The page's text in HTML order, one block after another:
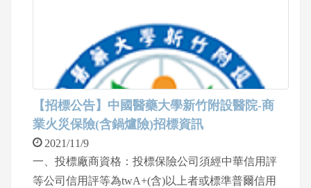
請配合院方防疫措施
【招標公告】中國醫藥大學新竹附設醫院-商
業火災保險(含鍋爐險)招標資訊
2021/11/9
一、投標廠商資格：投標保險公司須經中華信用評
等公司信用評等為twA+(含)以上者或標準普爾信用